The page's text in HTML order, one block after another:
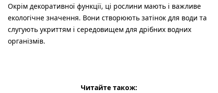
Окрім декоративної функції, ці рослини мають і важливе
екологічне значення. Вони створюють затінок для води та
слугують укриттям і середовищем для дрібних водних
організмів.
Читайте також: